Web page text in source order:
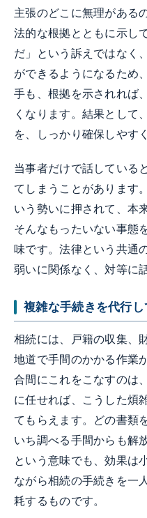
主張のどこに無理がある
法的な根拠とともに示し
だ」という訴えではなく
ができるようになるため
手も、根拠を示されれば
くなります。結果として
を、しっかり確保しやす
当事者だけで話している
てしまうことがあります
いう勢いに押されて、本
そんなもったいない事態
味です。法律という共通
弱いに関係なく、対等に
複雑な手続きを代行
相続には、戸籍の収集、
地道で手間のかかる作業
合間にこれをこなすのは
に任せれば、こうした煩
てもらえます。どの書類
いち調べる手間からも解
という意味でも、効果は
ながら相続の手続きを一
耗するものです。